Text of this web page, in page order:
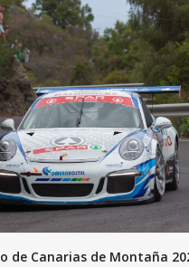
de Canarias de Montaña